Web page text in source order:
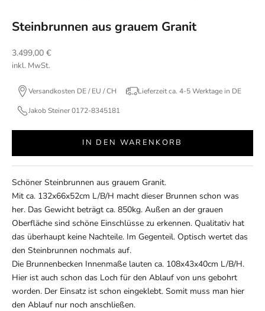
Steinbrunnen aus grauem Granit
Angebot
3.499,00 €
inkl. MwSt.
Versandkosten DE / EU / CH Lieferzeit ca. 4-5 Werktage in DE
Jakob Steiner 0172-8345181
IN DEN WARENKORB
Schöner Steinbrunnen aus grauem Granit.
Mit ca. 132x66x52cm L/B/H macht dieser Brunnen schon was
her. Das Gewicht beträgt ca. 850kg. Außen an der grauen
Oberfläche sind schöne Einschlüsse zu erkennen. Qualitativ hat
das überhaupt keine Nachteile. Im Gegenteil. Optisch wertet das
den Steinbrunnen nochmals auf.
Die Brunnenbecken Innenmaße lauten ca. 108x43x40cm L/B/H.
Hier ist auch schon das Loch für den Ablauf von uns gebohrt
worden. Der Einsatz ist schon eingeklebt. Somit muss man hier
den Ablauf nur noch anschließen.